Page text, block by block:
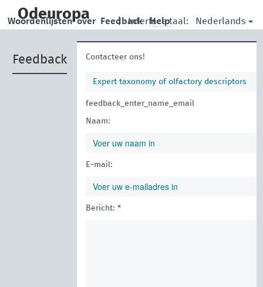
main
Odeuropa | Interface taal: Nederlands
Woordenlijsten over Feedback Help
Feedback Contacteer ons!
Expert taxonomy of olfactory descriptors
feedback_enter_name_email
Naam:
E-mail:
Bericht: *